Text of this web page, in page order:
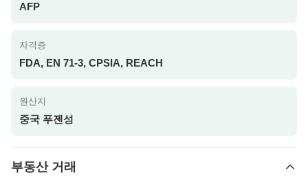
AFP
자격증
FDA, EN 71-3, CPSIA, REACH
원산지
중국 푸젠성
부동산 거래